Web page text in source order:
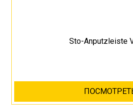
Sto-Anputzleiste